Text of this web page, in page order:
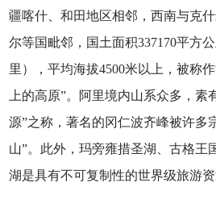
疆喀什、和田地区相邻，西南与克
尔等国毗邻，国土面积337170平方
里）
，平均海拔4500米以上，被称
上的高原”。阿里境内山系众多，素
源”之称，著名的冈仁波齐峰被许多
山”。此外，玛旁雍措圣湖、古格王
湖是具有不可复制性的世界级旅游资